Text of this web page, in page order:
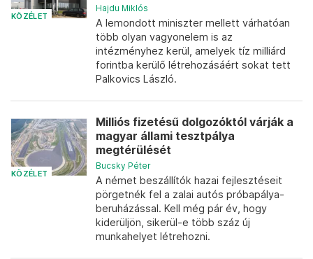
KÖZÉLET
Hajdu Miklós
A lemondott miniszter mellett várhatóan
több olyan vagyonelem is az
intézményhez kerül, amelyek tíz milliárd
forintba kerülő létrehozásáért sokat tett
Palkovics László.
KÖZÉLET
Milliós fizetésű dolgozóktól várják a
magyar állami tesztpálya
megtérülését
Bucsky Péter
A német beszállítók hazai fejlesztéseit
pörgetnék fel a zalai autós próbapálya-
beruházással. Kell még pár év, hogy
kiderüljön, sikerül-e több száz új
munkahelyet létrehozni.